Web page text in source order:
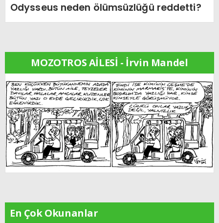
Odysseus neden ölümsüzlüğü reddetti?
MOZOTROS AİLESİ - İrvin Mandel
En Çok Okunanlar